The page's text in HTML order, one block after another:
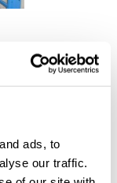
ads, to
our traffic.